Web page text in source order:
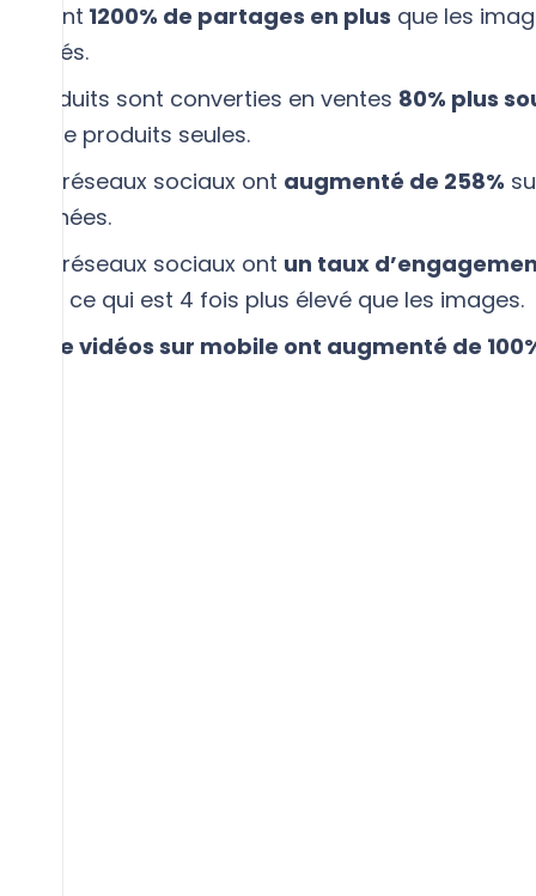
1200% de partages en plus que les
produits sont converties en ventes 80% plus
de produits seules.
les réseaux sociaux ont augmenté de 258%
années.
les réseaux sociaux ont un taux
, ce qui est 4 fois plus élevé que les images.
de vidéos sur mobile ont augmenté de